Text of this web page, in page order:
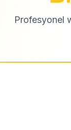
Profesyonel